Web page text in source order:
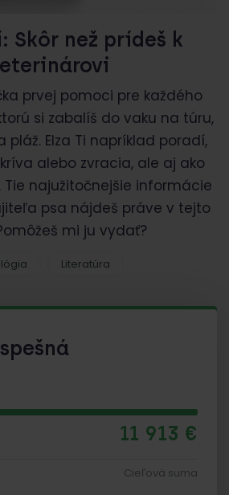
Skôr než prídeš k
prvej pomoci pre každého
si zabalíš do vaku na túru,
pláž. Elza Ti napríklad poradí,
alebo zvracia, ale aj ako
Tie najužitočnejšie informácie
psa nájdeš práve v tejto
mi ju vydať?
Literatúra
11 913 €
Cieľová suma